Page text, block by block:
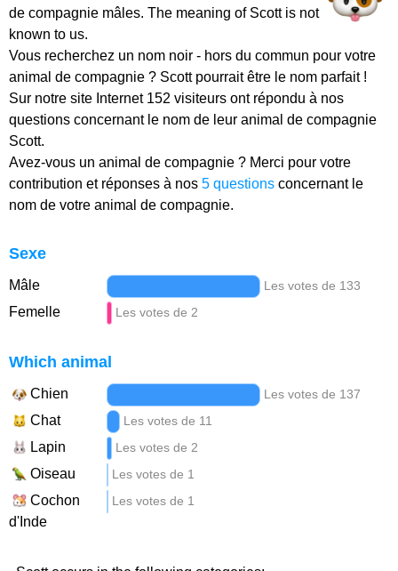
de compagnie mâles. The meaning of Scott is not
known to us.
Vous recherchez un nom noir - hors du commun pour votre
animal de compagnie ? Scott pourrait être le nom parfait !
Sur notre site Internet 152 visiteurs ont répondu à nos
questions concernant le nom de leur animal de compagnie
Scott.
Avez-vous un animal de compagnie ? Merci pour votre
contribution et réponses à nos 5 questions concernant le
nom de votre animal de compagnie.
Sexe
Mâle Les votes de 133
Femelle Les votes de 2
Which animal
Chien Les votes de 137
Chat Les votes de 11
Lapin Les votes de 2
Oiseau Les votes de 1
Cochon
d'Inde
Les votes de 1